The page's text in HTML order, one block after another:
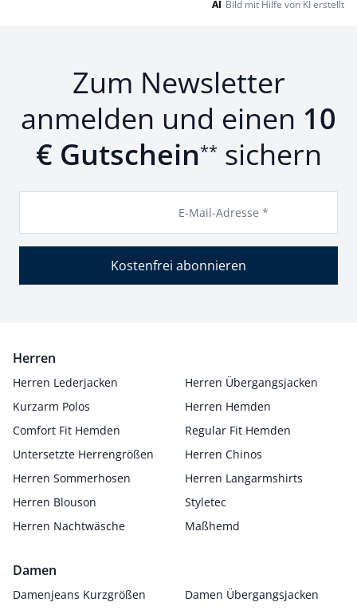
AI Bild mit Hilfe von KI erstellt
Zum Newsletter
anmelden und einen 10
€ Gutschein** sichern
E-Mail-Adresse *
Kostenfrei abonnieren
Herren
Herren Lederjacken
Herren Übergangsjacken
Kurzarm Polos
Herren Hemden
Comfort Fit Hemden
Regular Fit Hemden
Untersetzte Herrengrößen
Herren Chinos
Herren Sommerhosen
Herren Langarmshirts
Herren Blouson
Styletec
Herren Nachtwäsche
Maßhemd
Damen
Damenjeans Kurzgrößen
Damen Übergangsjacken